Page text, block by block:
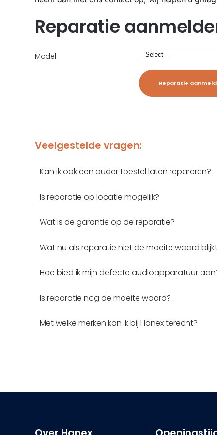
Reparatie
Model
Reparatie
Veelgestelde vragen:
Kan ik ook een ouder toestel laten repareren?
Is reparatie op locatie mogelijk?
Wat is de garantie op de reparatie?
Wat nu als reparatie niet de moeite waard
Hoe bied ik mijn defecte audioapparatuur
Is reparatie nog de moeite waard?
Met welke merken kan ik bij Hanex terecht?